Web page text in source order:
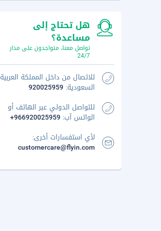
هل تحتاج إلى
مساعدة؟
تواصل معنا، متواجدون على مدار
24/7
للاتصال من داخل المملكة العربية
السعودية: 920025959
للتواصل الدولي عبر الهاتف أو
الواتس آب: +966920025959
لأي استفسارات أخرى:
customercare@flyin.com